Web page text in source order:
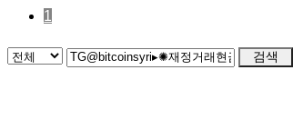
1
검색